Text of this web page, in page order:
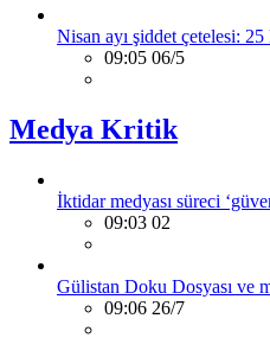
Nisan ayı şiddet çetelesi:
09:05 06/5
Medya Kritik
İktidar medyası süreci
09:03 02
Gülistan Doku Dosyası ve
09:06 26/7